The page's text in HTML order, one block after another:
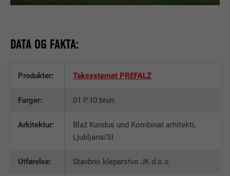
DATA OG FAKTA:
Produkter: Taksystemet PREFALZ
Farger: 01 P.10 brun
Arkitektur:
Blaž Kandus und Kombinat arhitekti,
Ljubljana/SI
Utførelse: Stavbno kleparstvo JK d.o.o.